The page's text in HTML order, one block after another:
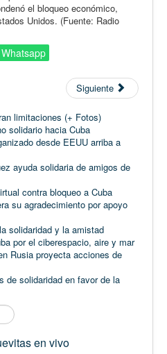
el bloqueo económico,
Unidos. (Fuente: Radio
Whatsapp
Siguiente
limitaciones (+ Fotos)
solidario hacia Cuba
desde EEUU arriba a
ayuda solidaria de amigos de
contra bloqueo a Cuba
su agradecimiento por apoyo
solidaridad y la amistad
por el ciberespacio, aire y mar
Rusia proyecta acciones de
de solidaridad en favor de la
en vivo